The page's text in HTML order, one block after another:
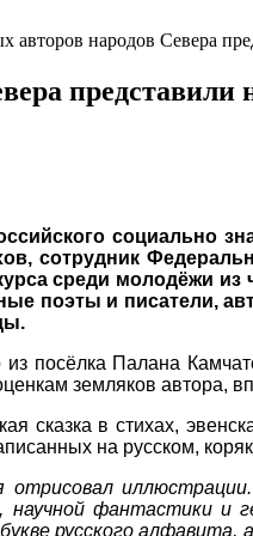
авторов народов Севера
социально
сотрудник
среди молодёжи
поэты и писатели,
посёлка Палана
земляков автора,
сказка в стихах,
на русском,
научной фантастики
русского